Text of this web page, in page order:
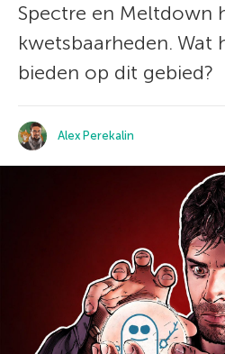
Spectre en Meltdown
kwetsbaarheden. Wat
bieden op dit gebied?
Alex Perekalin